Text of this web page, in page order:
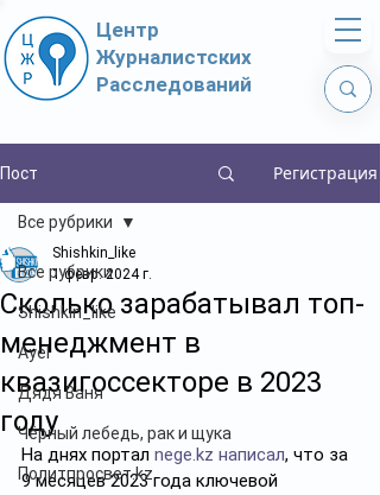
Центр
Журналистских
Расследований
Пост Регистрация
Все рубрики
Shishkin_like
Ayel
Дядя Ваня
Чёрный лебедь, рак и щука
Политпросвет.kz
Все рубрики
Сколько зарабатывал топ-
менеджмент в
квазигоссекторе в 2023
году
Shishkin_like
1 февр. 2024 г.
На днях портал nege.kz написал, что за
9 месяцев 2023 года ключевой